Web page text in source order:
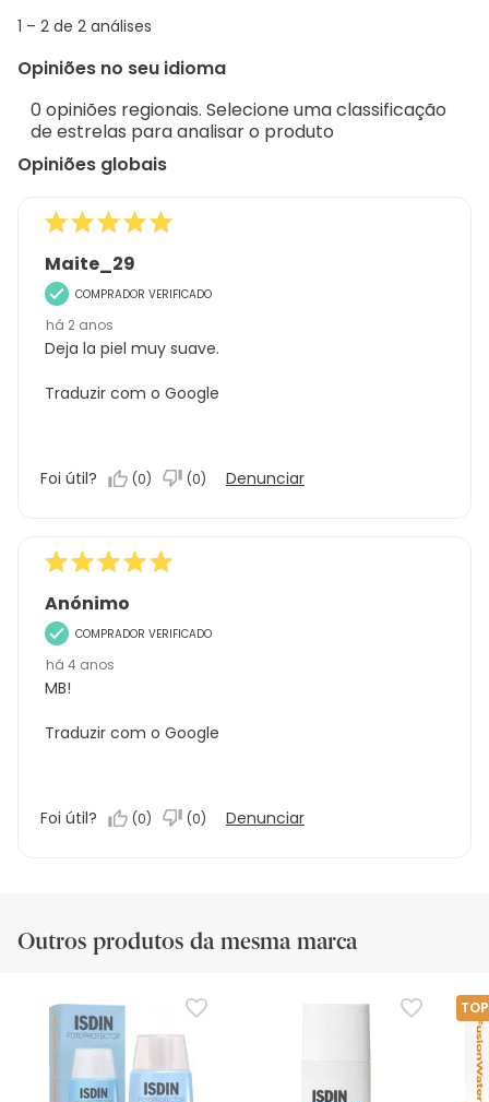
1
2
análises
1 – 2 de 2 análises
Opiniões no seu idioma
0 opiniões regionais. Selecione uma classificação
de estrelas para analisar o produto
Opiniões globais
Maite_29
COMPRADOR VERIFICADO
há 2 anos
Deja la piel muy suave.
Traduzir com o Google
Foi útil? (0) (0) Denunciar
Anónimo
COMPRADOR VERIFICADO
há 4 anos
MB!
Traduzir com o Google
Foi útil? (0) (0) Denunciar
Outros produtos da mesma marca